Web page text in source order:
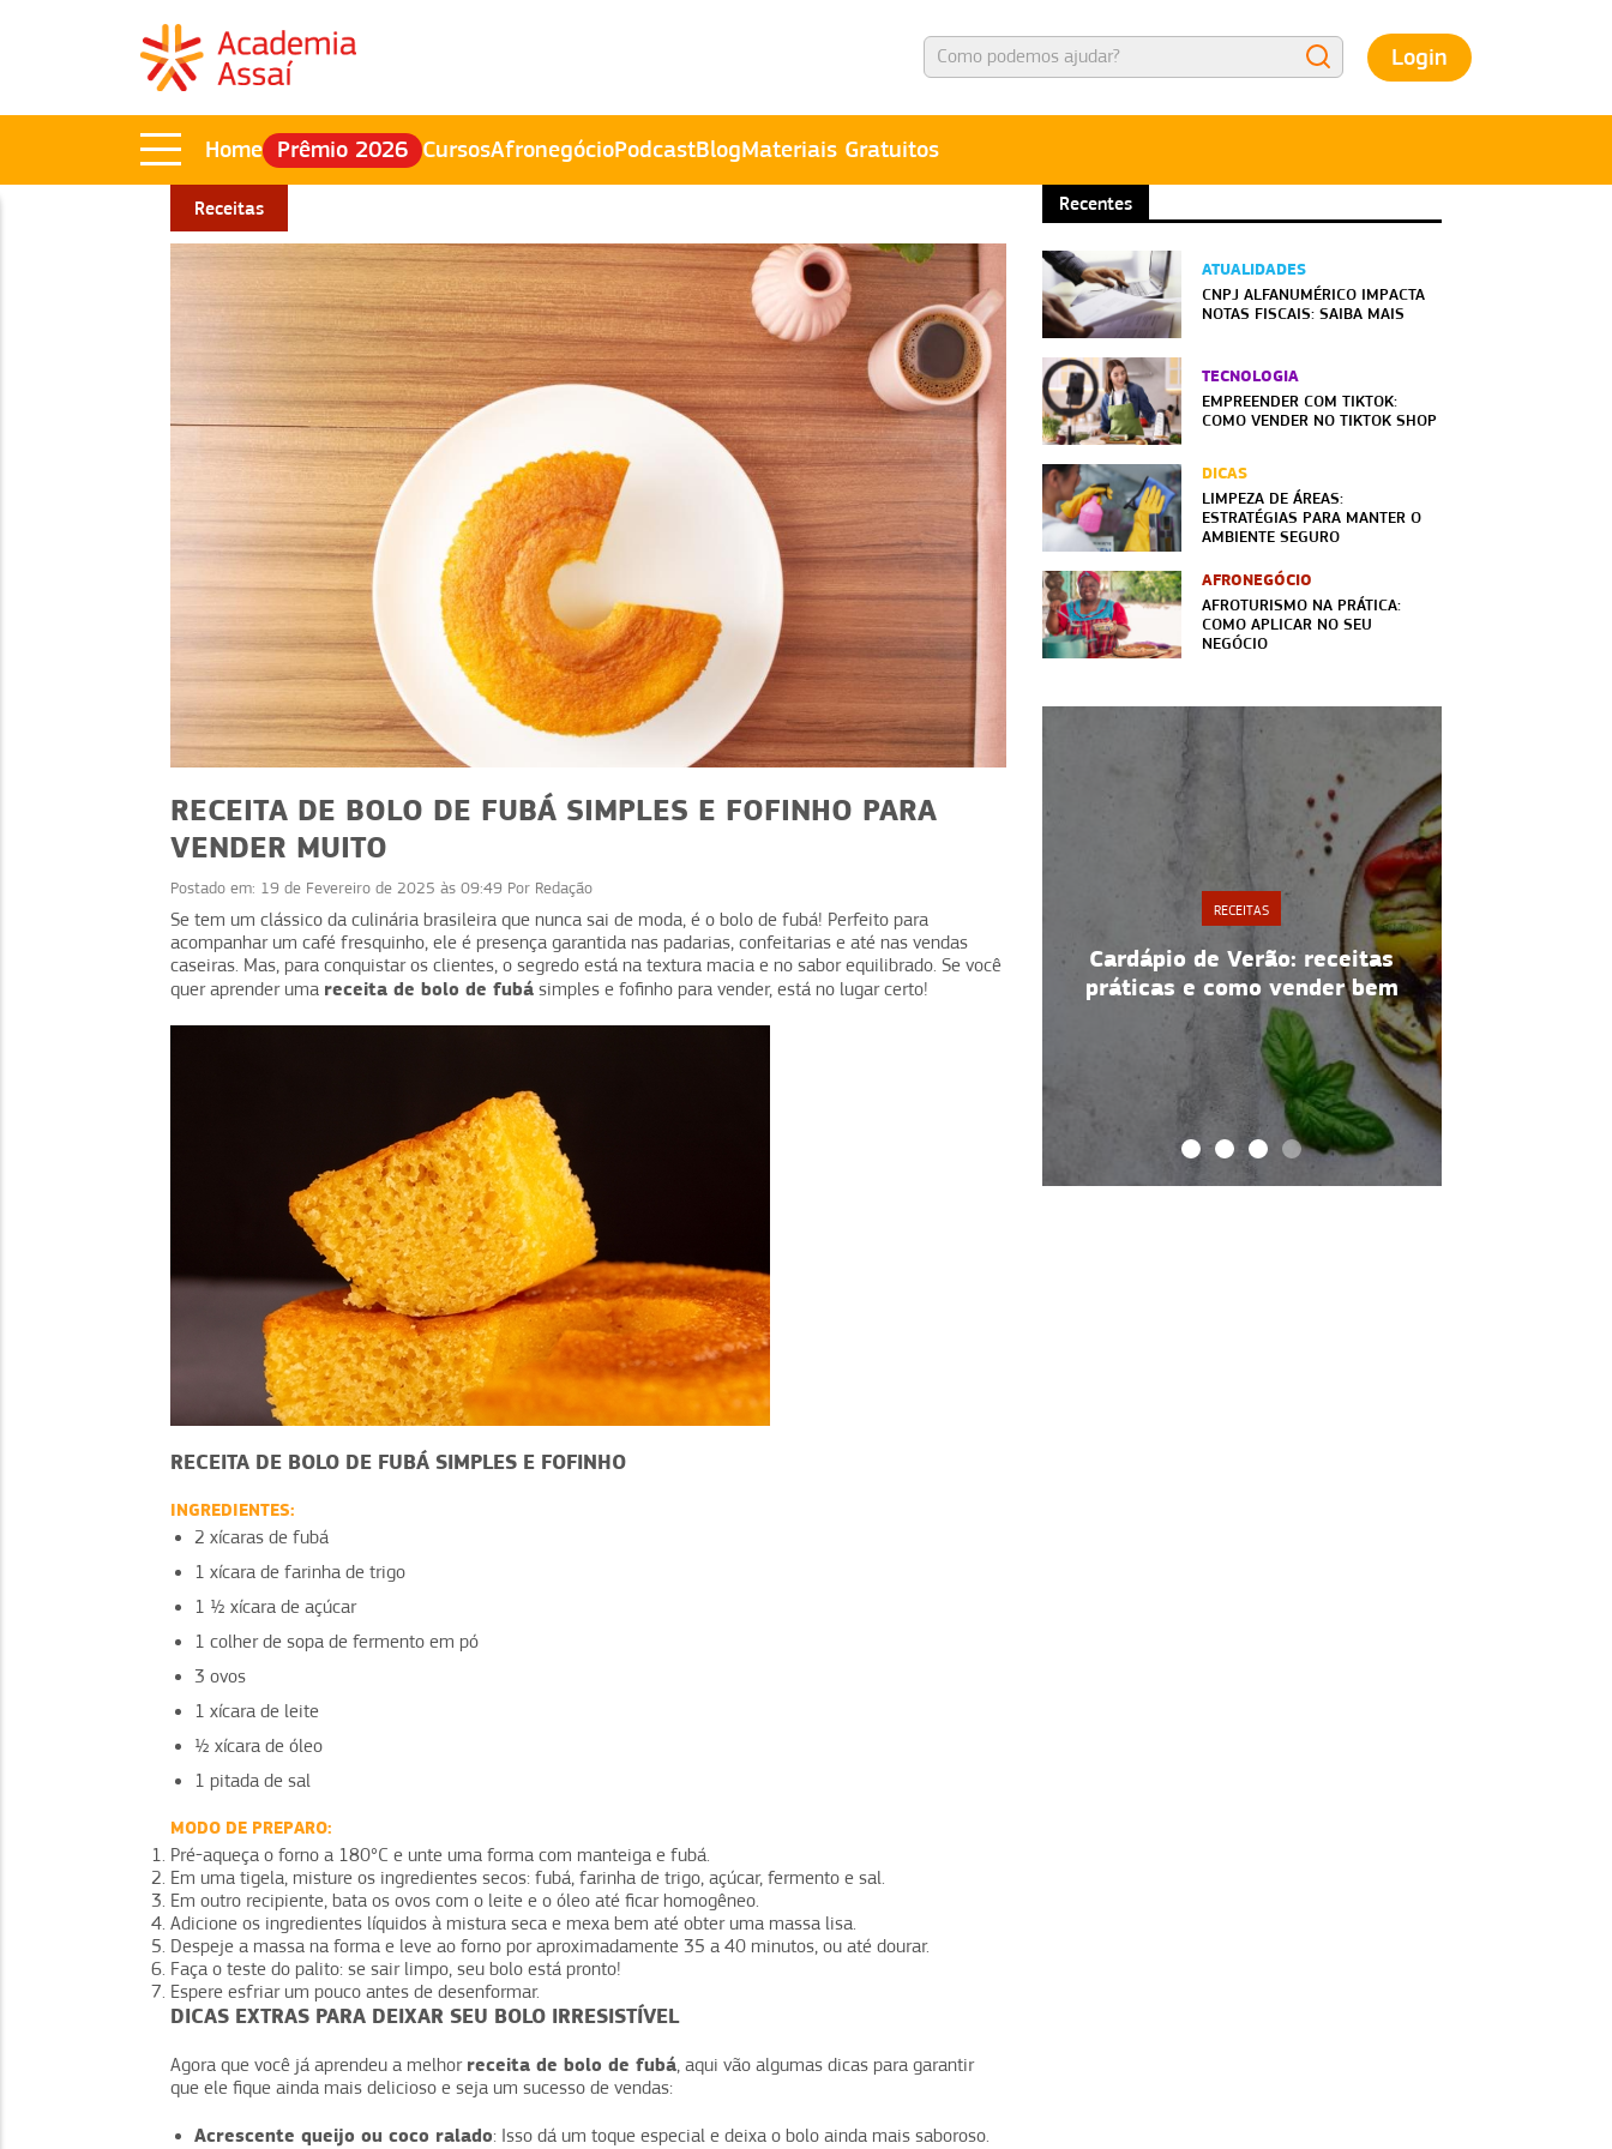
Login
Home Prêmio 2026 CursosAfronegócioPodcastBlogMateriais Gratuitos
Receitas
RECEITA DE BOLO DE FUBÁ SIMPLES E FOFINHO PARA
VENDER MUITO
Postado em: 19 de Fevereiro de 2025 às 09:49 Por Redação
Se tem um clássico da culinária brasileira que nunca sai de moda, é o bolo de fubá! Perfeito para
acompanhar um café fresquinho, ele é presença garantida nas padarias, confeitarias e até nas vendas
caseiras. Mas, para conquistar os clientes, o segredo está na textura macia e no sabor equilibrado. Se você
quer aprender uma receita de bolo de fubá simples e fofinho para vender, está no lugar certo!
RECEITA DE BOLO DE FUBÁ SIMPLES E FOFINHO
INGREDIENTES:
2 xícaras de fubá
1 xícara de farinha de trigo
1 ½ xícara de açúcar
1 colher de sopa de fermento em pó
3 ovos
1 xícara de leite
½ xícara de óleo
1 pitada de sal
MODO DE PREPARO:
Pré-aqueça o forno a 180°C e unte uma forma com manteiga e fubá.
Em uma tigela, misture os ingredientes secos: fubá, farinha de trigo, açúcar, fermento e sal.
Em outro recipiente, bata os ovos com o leite e o óleo até ficar homogêneo.
Adicione os ingredientes líquidos à mistura seca e mexa bem até obter uma massa lisa.
Despeje a massa na forma e leve ao forno por aproximadamente 35 a 40 minutos, ou até dourar.
Faça o teste do palito: se sair limpo, seu bolo está pronto!
Espere esfriar um pouco antes de desenformar.
DICAS EXTRAS PARA DEIXAR SEU BOLO IRRESISTÍVEL
Agora que você já aprendeu a melhor receita de bolo de fubá, aqui vão algumas dicas para garantir
que ele fique ainda mais delicioso e seja um sucesso de vendas:
Acrescente queijo ou coco ralado: Isso dá um toque especial e deixa o bolo ainda mais saboroso.
Recentes
ATUALIDADES
CNPJ ALFANUMÉRICO IMPACTA
NOTAS FISCAIS: SAIBA MAIS
TECNOLOGIA
EMPREENDER COM TIKTOK:
COMO VENDER NO TIKTOK SHOP
DICAS
LIMPEZA DE ÁREAS:
ESTRATÉGIAS PARA MANTER O
AMBIENTE SEGURO
AFRONEGÓCIO
AFROTURISMO NA PRÁTICA:
COMO APLICAR NO SEU
NEGÓCIO
café: ideias
para vender
RECEITAS
Receita de Bolo Matilda:
versão no ovo de Páscoa
Espaguete de abobrinha:
receita fácil e saudável para
vender
RECEITAS
Cardápio de Verão: receitas
práticas e como vender bem